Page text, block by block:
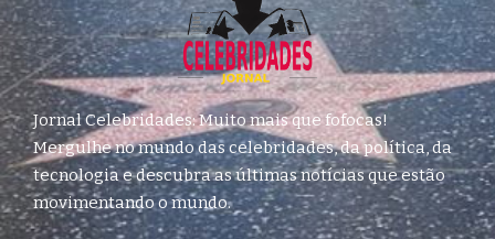
Jornal Celebridades: Muito mais que fofocas!
Mergulhe no mundo das celebridades, da política, da
tecnologia e descubra as últimas notícias que estão
movimentando o mundo.